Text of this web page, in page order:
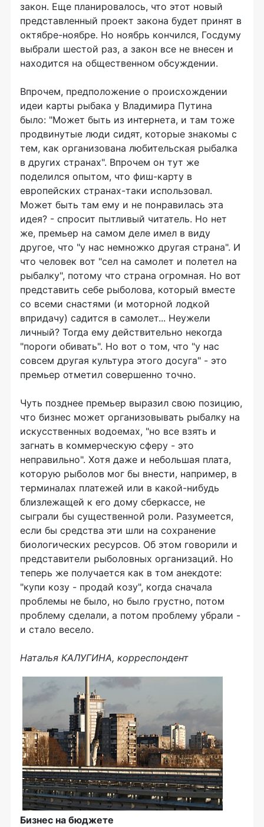
закон. Еще планировалось, что этот новый
представленный проект закона будет принят в
октябре-ноябре. Но ноябрь кончился, Госдуму
выбрали шестой раз, а закон все не внесен и
находится на общественном обсуждении.
Впрочем, предположение о происхождении
идеи карты рыбака у Владимира Путина
было: "Может быть из интернета, и там тоже
продвинутые люди сидят, которые знакомы с
тем, как организована любительская рыбалка
в других странах". Впрочем он тут же
поделился опытом, что фиш-карту в
европейских странах-таки использовал.
Может быть там ему и не понравилась эта
идея? - спросит пытливый читатель. Но нет
же, премьер на самом деле имел в виду
другое, что "у нас немножко другая страна". И
что человек вот "сел на самолет и полетел на
рыбалку", потому что страна огромная. Но вот
представить себе рыболова, который вместе
со всеми снастями (и моторной лодкой
впридачу) садится в самолет... Неужели
личный? Тогда ему действительно некогда
"пороги обивать". Но вот о том, что "у нас
совсем другая культура этого досуга" - это
премьер отметил совершенно точно.
Чуть позднее премьер выразил свою позицию,
что бизнес может организовывать рыбалку на
искусственных водоемах, "но все взять и
загнать в коммерческую сферу - это
неправильно". Хотя даже и небольшая плата,
которую рыболов мог бы внести, например, в
терминалах платежей или в какой-нибудь
близлежащей к его дому сберкассе, не
сыграли бы существенной роли. Разумеется,
если бы средства эти шли на сохранение
биологических ресурсов. Об этом говорили и
представители рыболовных организаций. Но
теперь же получается как в том анекдоте:
"купи козу - продай козу", когда сначала
проблемы не было, но было грустно, потом
проблему сделали, а потом проблему убрали -
и стало весело.
Наталья КАЛУГИНА, корреспондент
Бизнес на бюджете